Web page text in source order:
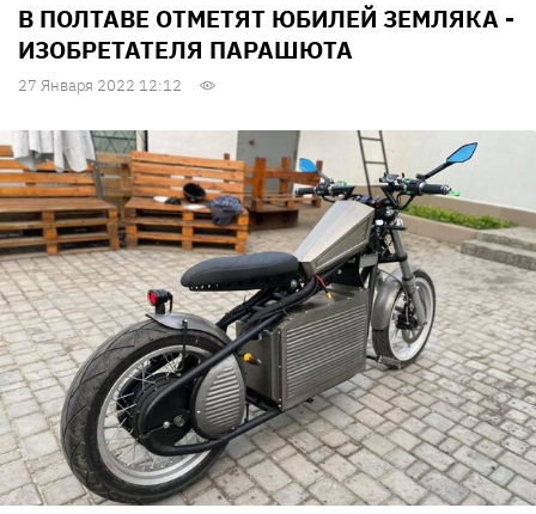
В ПОЛТАВЕ ОТМЕТЯТ ЮБИЛЕЙ ЗЕМЛЯКА -
ИЗОБРЕТАТЕЛЯ ПАРАШЮТА
27 Января 2022 12:12